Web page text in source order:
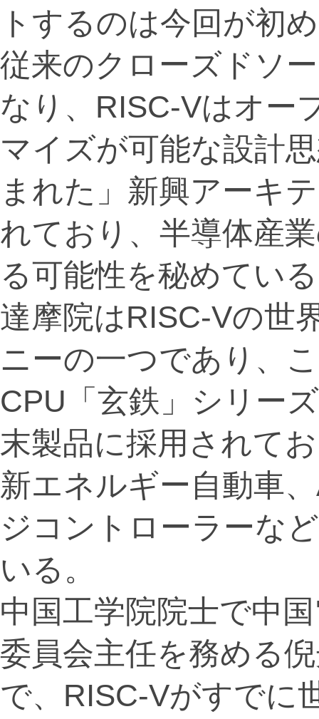
トするのは今回が初
従来のクローズドソ
なり、RISC-Vはオー
マイズが可能な設計
まれた」新興アーキ
れており、半導体産
る可能性を秘めてい
達摩院はRISC-Vの世
ニーの一つであり、
CPU「玄鉄」シリー
末製品に採用されて
新エネルギー自動車
ジコントローラーな
いる。
中国工学院院士で中
委員会主任を務める
で、RISC-Vがすでに